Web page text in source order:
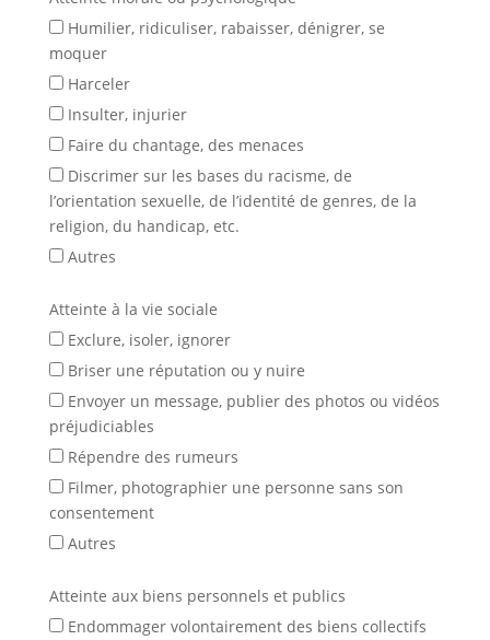
Humilier, ridiculiser, rabaisser, dénigrer, se
moquer
Harceler
Insulter, injurier
Faire du chantage, des menaces
Discrimer sur les bases du racisme, de
l’orientation sexuelle, de l’identité de genres, de la
religion, du handicap, etc.
Autres
Atteinte à la vie sociale
Exclure, isoler, ignorer
Briser une réputation ou y nuire
Envoyer un message, publier des photos ou vidéos
préjudiciables
Répendre des rumeurs
Filmer, photographier une personne sans son
consentement
Autres
Atteinte aux biens personnels et publics
Endommager volontairement des biens collectifs